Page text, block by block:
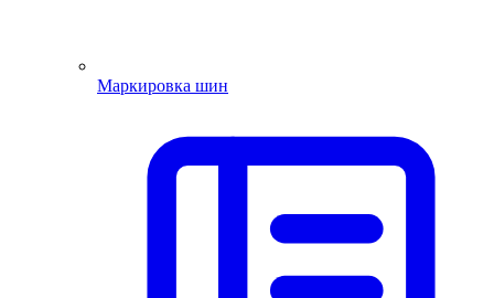
Маркировка шин